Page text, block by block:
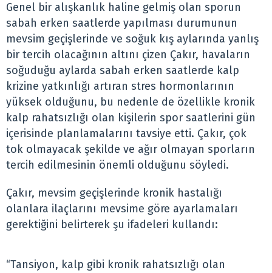
Genel bir alışkanlık haline gelmiş olan sporun
sabah erken saatlerde yapılması durumunun
mevsim geçişlerinde ve soğuk kış aylarında yanlış
bir tercih olacağının altını çizen Çakır, havaların
soğuduğu aylarda sabah erken saatlerde kalp
krizine yatkınlığı artıran stres hormonlarının
yüksek olduğunu, bu nedenle de özellikle kronik
kalp rahatsızlığı olan kişilerin spor saatlerini gün
içerisinde planlamalarını tavsiye etti. Çakır, çok
tok olmayacak şekilde ve ağır olmayan sporların
tercih edilmesinin önemli olduğunu söyledi.
Çakır, mevsim geçişlerinde kronik hastalığı
olanlara ilaçlarını mevsime göre ayarlamaları
gerektiğini belirterek şu ifadeleri kullandı:
“Tansiyon, kalp gibi kronik rahatsızlığı olan